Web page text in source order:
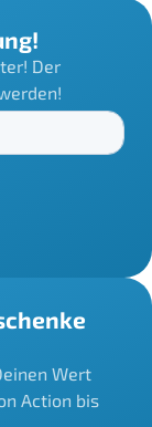
Der
Wert
Action bis